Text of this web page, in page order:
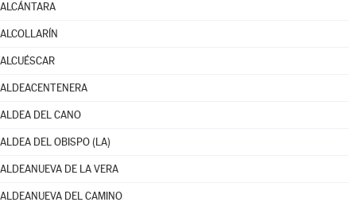
ALCÁNTARA
ALCOLLARÍN
ALCUÉSCAR
ALDEACENTENERA
ALDEA DEL CANO
ALDEA DEL OBISPO (LA)
ALDEANUEVA DE LA VERA
ALDEANUEVA DEL CAMINO